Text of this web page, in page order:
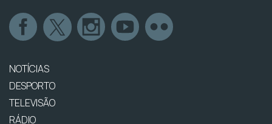
NOTÍCIAS
DESPORTO
TELEVISÃO
RÁDIO